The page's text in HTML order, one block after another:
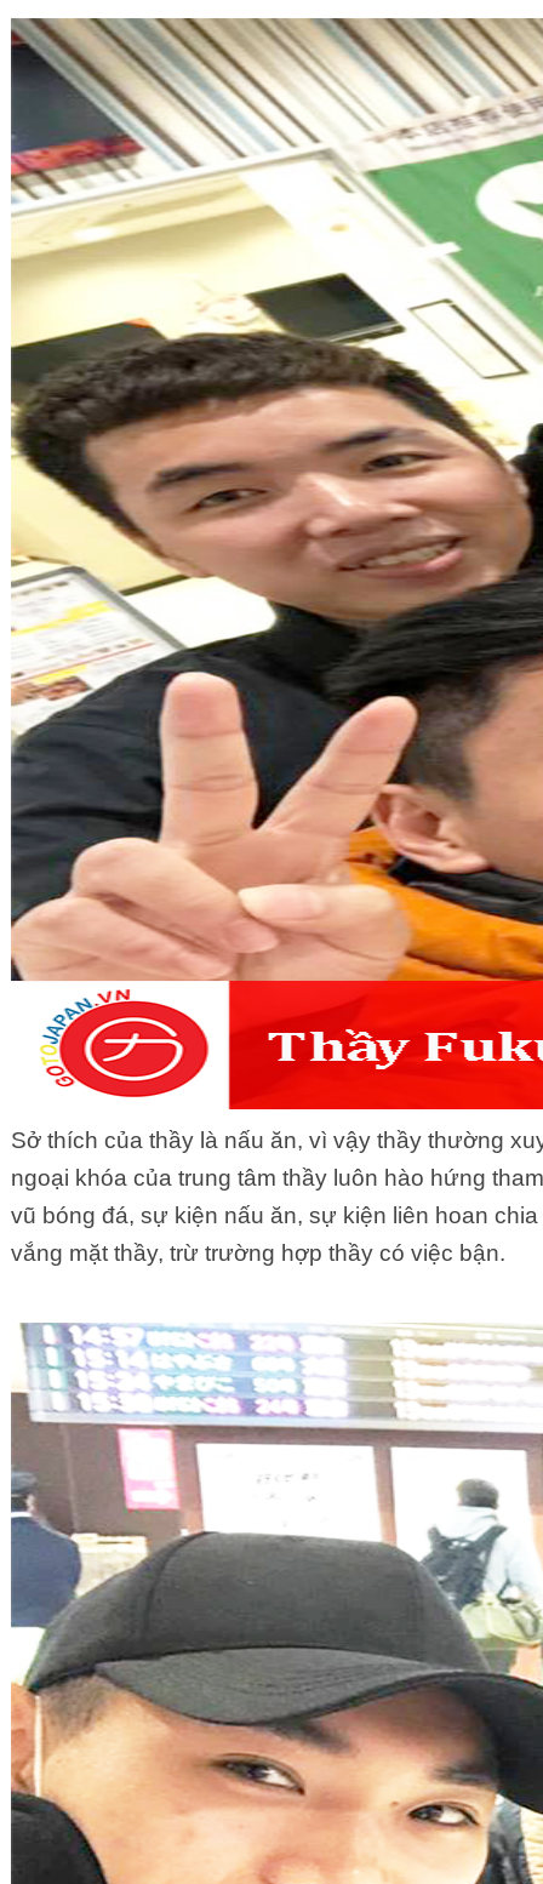
Sở thích của thầy là nấu ăn, vì vậy thầy thường
ngoại khóa của trung tâm thầy luôn hào hứng
vũ bóng đá, sự kiện nấu ăn, sự kiện liên hoan
vắng mặt thầy, trừ trường hợp thầy có việc bận.